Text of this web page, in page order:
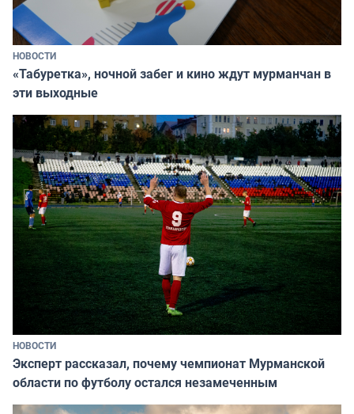
НОВОСТИ
«Табуретка», ночной забег и кино ждут мурманчан в
эти выходные
НОВОСТИ
Эксперт рассказал, почему чемпионат Мурманской
области по футболу остался незамеченным